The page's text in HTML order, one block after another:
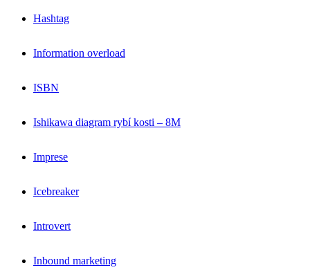
Hashtag
Information overload
ISBN
Ishikawa diagram rybí kosti – 8M
Imprese
Icebreaker
Introvert
Inbound marketing